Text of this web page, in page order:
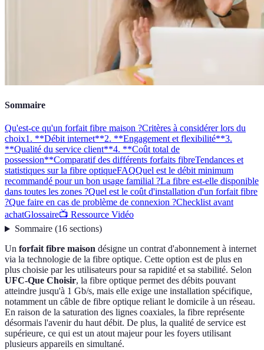
Sommaire
Qu'est-ce qu'un forfait fibre maison ?Critères à considérer lors du
choix1. **Débit internet**2. **Engagement et flexibilité**3.
**Qualité du service client**4. **Coût total de
possession**Comparatif des différents forfaits fibreTendances et
statistiques sur la fibre optiqueFAQQuel est le débit minimum
recommandé pour un bon usage familial ?La fibre est-elle disponible
dans toutes les zones ?Quel est le coût d'installation d'un forfait fibre
?Que faire en cas de problème de connexion ?Checklist avant
achatGlossaire📺 Ressource Vidéo
Sommaire(16 sections)
Un forfait fibre maison désigne un contrat d'abonnement à internet
via la technologie de la fibre optique. Cette option est de plus en
plus choisie par les utilisateurs pour sa rapidité et sa stabilité. Selon
UFC-Que Choisir, la fibre optique permet des débits pouvant
atteindre jusqu'à 1 Gb/s, mais elle exige une installation spécifique,
notamment un câble de fibre optique reliant le domicile à un réseau.
En raison de la saturation des lignes coaxiales, la fibre représente
désormais l'avenir du haut débit. De plus, la qualité de service est
supérieure, ce qui est un atout majeur pour les foyers utilisant
plusieurs appareils en simultané.